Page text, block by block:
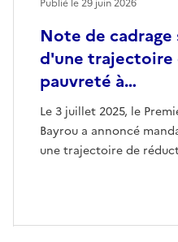
Note de
d'une trajectoire
pauvreté à…
Le 3 juillet 2025, le
Bayrou a annoncé
une trajectoire de
Publié le29 juin 2026